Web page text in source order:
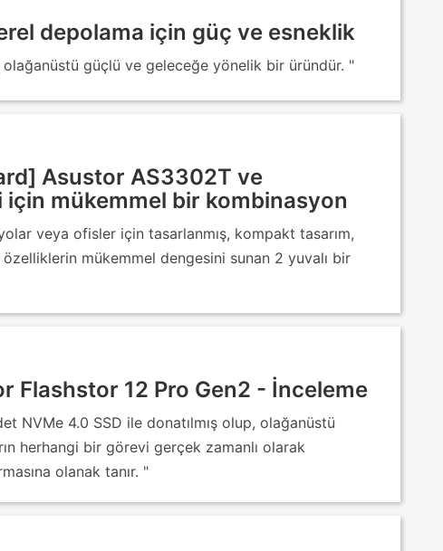
depolama için güç ve esneklik
güçlü ve geleceğe yönelik bir üründür. "
Asustor AS3302T ve
mükemmel bir kombinasyon
veya ofisler için tasarlanmış, kompakt tasarım,
mükemmel dengesini sunan 2 yuvalı bir
Flashstor 12 Pro Gen2 - İnceleme
NVMe 4.0 SSD ile donatılmış olup, olağanüstü
herhangi bir görevi gerçek zamanlı olarak
olanak tanır. "